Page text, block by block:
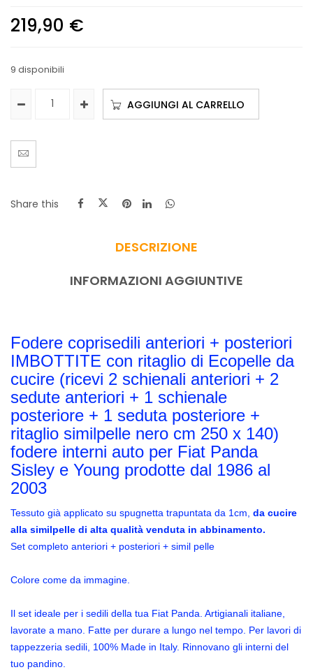
219,90 €
9 disponibili
AGGIUNGI AL CARRELLO
Share this
DESCRIZIONE
INFORMAZIONI AGGIUNTIVE
Fodere coprisedili anteriori + posteriori
IMBOTTITE con ritaglio di Ecopelle da
cucire (ricevi 2 schienali anteriori + 2
sedute anteriori + 1 schienale
posteriore + 1 seduta posteriore +
ritaglio similpelle nero cm 250 x 140)
fodere interni auto per Fiat Panda
Sisley e Young prodotte dal 1986 al
2003
Tessuto già applicato su spugnetta trapuntata da 1cm, da cucire
alla similpelle di alta qualità venduta in abbinamento.
Set completo anteriori + posteriori + simil pelle
Colore come da immagine.
Il set ideale per i sedili della tua Fiat Panda. Artigianali italiane,
lavorate a mano. Fatte per durare a lungo nel tempo. Per lavori di
tappezzeria sedili, 100% Made in Italy. Rinnovano gli interni del
tuo pandino.